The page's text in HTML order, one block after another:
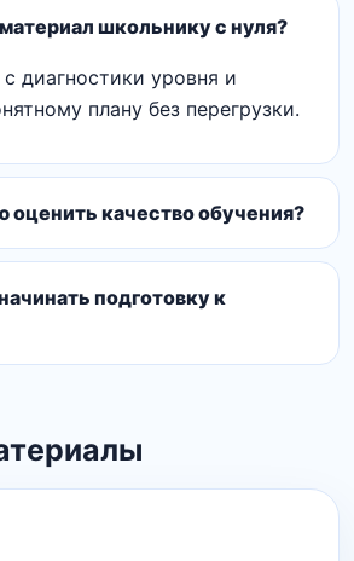
школьнику с нуля?
диагностики уровня и
плану без перегрузки.
оценить качество обучения?
подготовку к